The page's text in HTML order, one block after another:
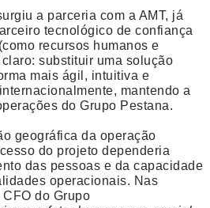
a parceria com a AMT, já
tecnológico de confiança
recursos humanos e
substituir uma solução
mais ágil, intuitiva e
mantendo a
do Grupo Pestana.
geográfica da operação
do projeto dependeria
das pessoas e da capacidade
operacionais. Nas
do Grupo